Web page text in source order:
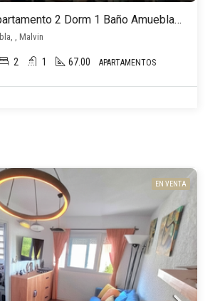
ALQUILER Apartamento 2 Dorm 1 Baño Amueblado, Malvin
, Malvin
2 1 67.00 APARTAMENTOS
EN VENTA